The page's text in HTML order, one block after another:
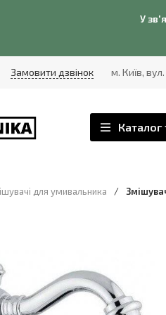
У
Замовити дзвінок м. Київ,
Каталог
для умивальника /